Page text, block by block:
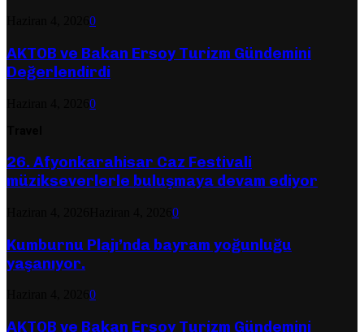
0
AKTOB ve Bakan Ersoy Turizm Gündemini
Değerlendirdi
0
26. Afyonkarahisar Caz Festivali
müzikseverlerle buluşmaya devam ediyor
0
Kumburnu Plajı’nda bayram yoğunluğu
yaşanıyor.
0
AKTOB ve Bakan Ersoy Turizm Gündemini